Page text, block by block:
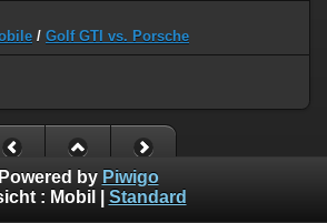
/ Golf GTI vs. Porsche
Powered by Piwigo
: Mobil Standard